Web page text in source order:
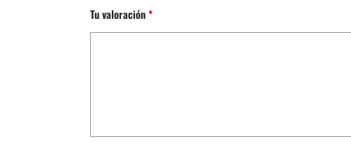
Tu valoración*